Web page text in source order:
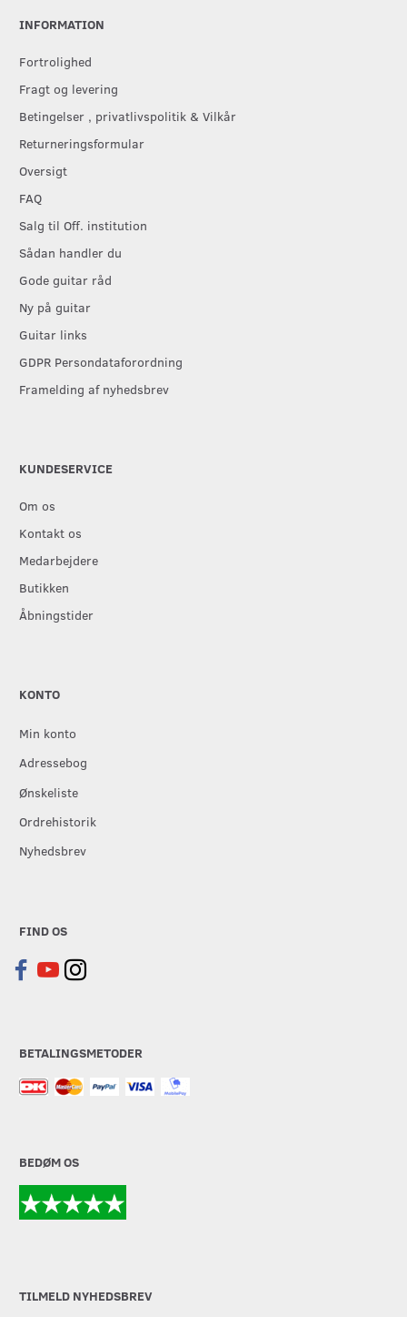
INFORMATION
Fortrolighed
Fragt og levering
Betingelser , privatlivspolitik & Vilkår
Returneringsformular
Oversigt
FAQ
Salg til Off. institution
Sådan handler du
Gode guitar råd
Ny på guitar
Guitar links
GDPR Persondataforordning
Framelding af nyhedsbrev
KUNDESERVICE
Om os
Kontakt os
Medarbejdere
Butikken
Åbningstider
KONTO
Min konto
Adressebog
Ønskeliste
Ordrehistorik
Nyhedsbrev
FIND OS
BETALINGSMETODER
BEDØM OS
TILMELD NYHEDSBREV